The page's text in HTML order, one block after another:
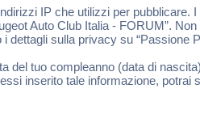
IP che utilizzi per
Auto Club Italia - FORUM”.
dettagli sulla privacy su “Passione
del tuo compleanno (data di
inserito tale informazione,